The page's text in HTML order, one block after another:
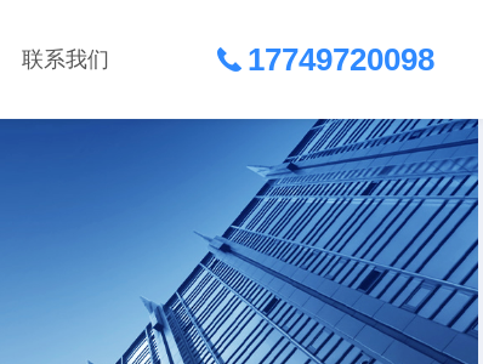
联系我们 17749720098